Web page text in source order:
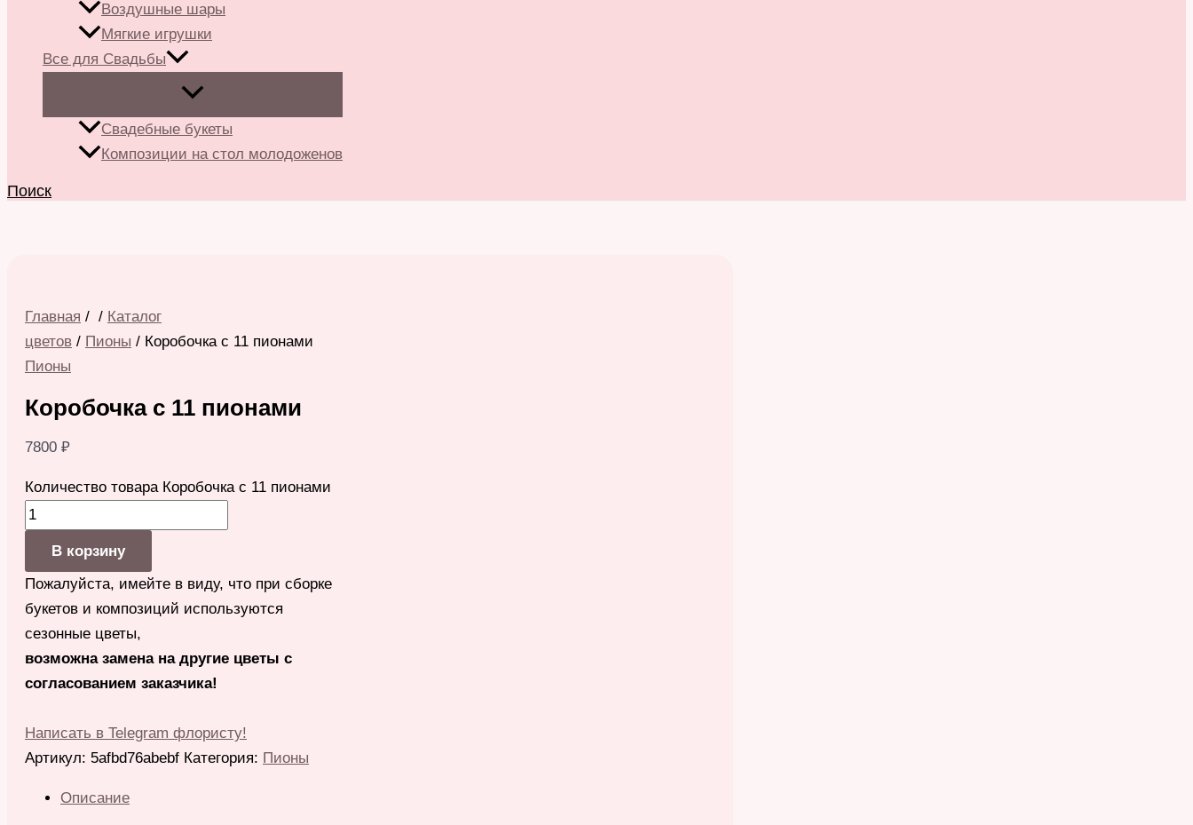
Воздушные шары
Мягкие игрушки
Все для Свадьбы
Свадебные букеты
Композиции на стол молодоженов
Поиск
Главная / / Каталог
цветов / Пионы / Коробочка с 11 пионами
Пионы
Коробочка с 11 пионами
7800 ₽
Количество товара Коробочка с 11 пионами
В корзину
Пожалуйста, имейте в виду, что при сборке
букетов и композиций используются
сезонные цветы,
возможна замена на другие цветы с
согласованием заказчика!
Написать в Telegram флористу!
Артикул: 5afbd76abebf Категория: Пионы
Описание